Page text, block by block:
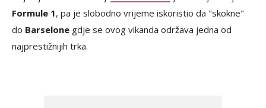
Formule 1, pa je slobodno vrijeme iskoristio da "skokne"
do Barselone gdje se ovog vikanda održava jedna od
najprestižnijih trka.